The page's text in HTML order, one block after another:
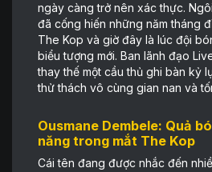
ngày càng trở nên xác thực.
đã cống hiến những năm tháng
The Kop và giờ đây là lúc đội
biểu tượng mới. Ban lãnh đạo
thay thế một cầu thủ ghi bàn kỷ
thử thách vô cùng gian nan và
Ousmane Dembele: Quả
năng trong mắt The Kop
Cái tên đang được nhắc đến